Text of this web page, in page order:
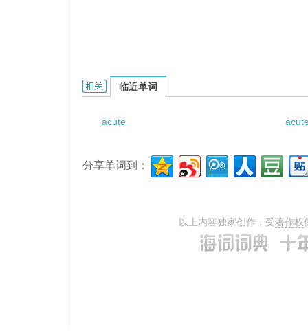
acute frightened epilepsy的相关资料：
临近单词
acute
分享单词到：
以上内容独家创作，受著作权